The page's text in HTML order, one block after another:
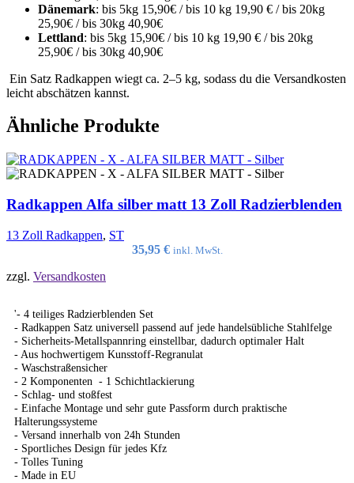
Dänemark: bis 5kg 15,90€ / bis 10 kg 19,90 € / bis 20kg
25,90€ / bis 30kg 40,90€
Lettland: bis 5kg 15,90€ / bis 10 kg 19,90 € / bis 20kg
25,90€ / bis 30kg 40,90€
Ein Satz Radkappen wiegt ca. 2–5 kg, sodass du die Versandkosten
leicht abschätzen kannst.
Ähnliche Produkte
Radkappen Alfa silber matt 13 Zoll Radzierblenden
13 Zoll Radkappen, ST
35,95 € inkl. MwSt.
zzgl. Versandkosten
'- 4 teiliges Radzierblenden Set
- Radkappen Satz universell passend auf jede handelsübliche Stahlfelge
- Sicherheits-Metallspannring einstellbar, dadurch optimaler Halt
- Aus hochwertigem Kunsstoff-Regranulat
- Waschstraßensicher
- 2 Komponenten - 1 Schichtlackierung
- Schlag- und stoßfest
- Einfache Montage und sehr gute Passform durch praktische
Halterungssysteme
- Versand innerhalb von 24h Stunden
- Sportliches Design für jedes Kfz
- Tolles Tuning
- Made in EU